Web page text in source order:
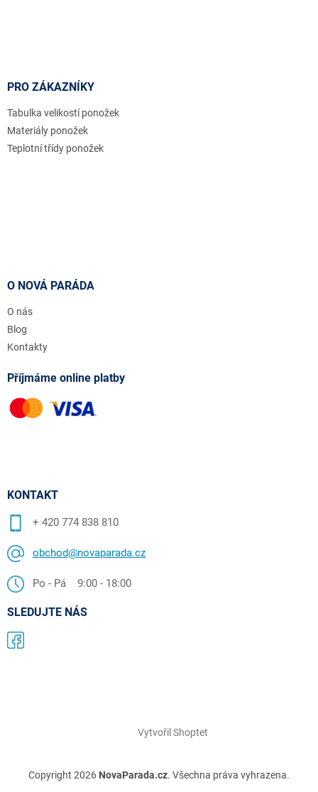
PRO ZÁKAZNÍKY
Tabulka velikostí ponožek
Materiály ponožek
Teplotní třídy ponožek
O NOVÁ PARÁDA
O nás
Blog
Kontakty
Příjmáme online platby
KONTAKT
+ 420 774 838 810
obchod@novaparada.cz
Po - Pá 9:00 - 18:00
SLEDUJTE NÁS
Vytvořil Shoptet
Copyright 2026 NovaParada.cz. Všechna práva vyhrazena.